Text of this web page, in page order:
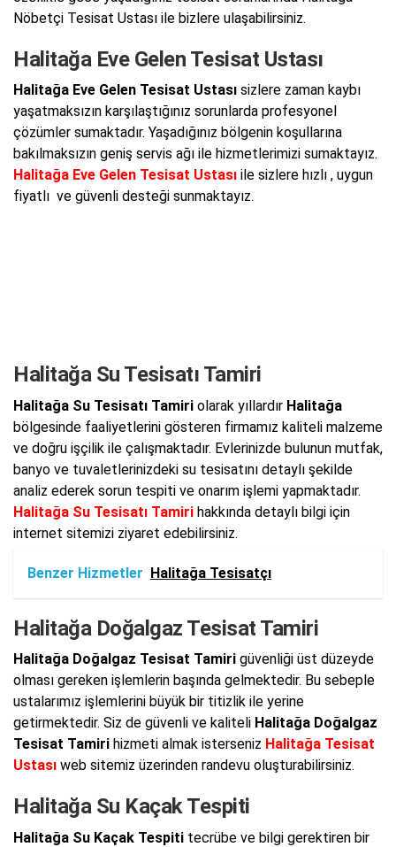
Nöbetçi Tesisat Ustası ile bizlere ulaşabilirsiniz.
Halitağa Eve Gelen Tesisat Ustası
Halitağa Eve Gelen Tesisat Ustası sizlere zaman kaybı
yaşatmaksızın karşılaştığınız sorunlarda profesyonel
çözümler sumaktadır. Yaşadığınız bölgenin koşullarına
bakılmaksızın geniş servis ağı ile hizmetlerimizi sumaktayız.
Halitağa Eve Gelen Tesisat Ustası ile sizlere hızlı , uygun
fiyatlı ve güvenli desteği sunmaktayız.
Halitağa Su Tesisatı Tamiri
Halitağa Su Tesisatı Tamiri olarak yıllardır Halitağa
bölgesinde faaliyetlerini gösteren firmamız kaliteli malzeme
ve doğru işçilik ile çalışmaktadır. Evlerinizde bulunun mutfak,
banyo ve tuvaletlerinizdeki su tesisatını detaylı şekilde
analiz ederek sorun tespiti ve onarım işlemi yapmaktadır.
Halitağa Su Tesisatı Tamiri hakkında detaylı bilgi için
internet sitemizi ziyaret edebilirsiniz.
Benzer Hizmetler Halitağa Tesisatçı
Halitağa Doğalgaz Tesisat Tamiri
Halitağa Doğalgaz Tesisat Tamiri güvenliği üst düzeyde
olması gereken işlemlerin başında gelmektedir. Bu sebeple
ustalarımız işlemlerini büyük bir titizlik ile yerine
getirmektedir. Siz de güvenli ve kaliteli Halitağa Doğalgaz
Tesisat Tamiri hizmeti almak isterseniz Halitağa Tesisat
Ustası web sitemiz üzerinden randevu oluşturabilirsiniz.
Halitağa Su Kaçak Tespiti
Halitağa Su Kaçak Tespiti tecrübe ve bilgi gerektiren bir